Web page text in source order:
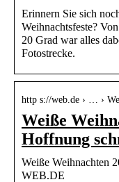
Erinnern Sie sich
Weihnachtsfeste?
20 Grad war alles
Fotostrecke.
http s://web.de › … ›
Weiße
Hoffnung
Weiße Weihnachten
WEB.DE